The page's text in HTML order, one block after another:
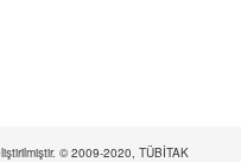
© 2009-2020, TÜBİTAK